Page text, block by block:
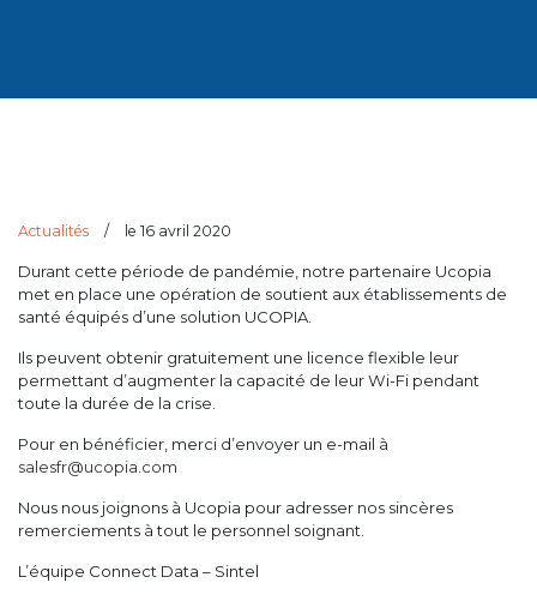
Actualités / le 16 avril 2020
Durant cette période de pandémie, notre partenaire Ucopia
met en place une opération de soutient aux établissements de
santé équipés d’une solution UCOPIA.
Ils peuvent obtenir gratuitement une licence flexible leur
permettant d’augmenter la capacité de leur Wi-Fi pendant
toute la durée de la crise.
Pour en bénéficier, merci d’envoyer un e-mail à
salesfr@ucopia.com
Nous nous joignons à Ucopia pour adresser nos sincères
remerciements à tout le personnel soignant.
L’équipe Connect Data – Sintel